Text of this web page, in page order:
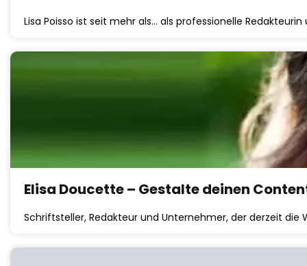
Lisa Poisso ist seit mehr als… als professionelle
Elisa Doucette – Gestalte deinen
Schriftsteller, Redakteur und Unternehmer, der derzeit